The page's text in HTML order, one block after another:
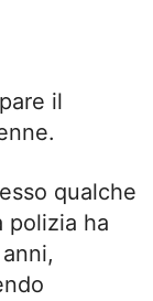
il
qualche
polizia ha